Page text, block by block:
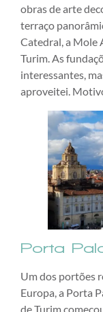
obras de arte
terraço
Catedral, a Mole
Turim. As
interessantes,
aproveitei.
Porta
Um dos portões
Europa, a Porta
de Turim